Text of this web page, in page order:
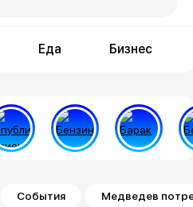
Еда Бизнес
События Медведев